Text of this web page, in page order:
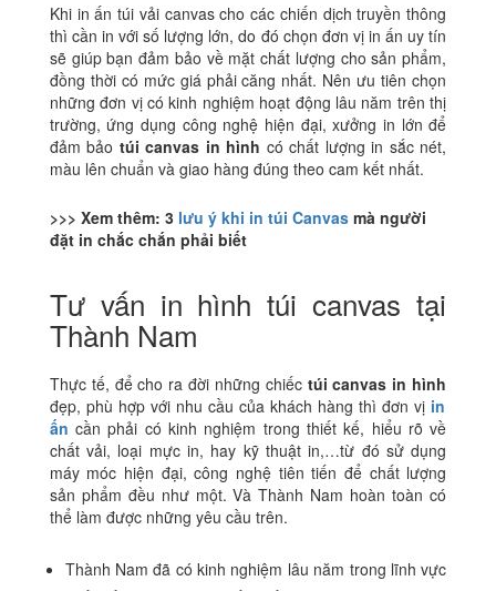
Khi in ấn túi vải canvas cho các chiến dịch truyền thông
thì cần in với số lượng lớn, do đó chọn đơn vị in ấn uy tín
sẽ giúp bạn đảm bảo về mặt chất lượng cho sản phẩm,
đồng thời có mức giá phải căng nhất. Nên ưu tiên chọn
những đơn vị có kinh nghiệm hoạt động lâu năm trên thị
trường, ứng dụng công nghệ hiện đại, xưởng in lớn để
đảm bảo túi canvas in hình có chất lượng in sắc nét,
màu lên chuẩn và giao hàng đúng theo cam kết nhất.
>>> Xem thêm: 3 lưu ý khi in túi Canvasmà người
đặt in chắc chắn phải biết
Tư vấn in hình túi canvas tại
Thành Nam
Thực tế, để cho ra đời những chiếc túi canvas in hình
đẹp, phù hợp với nhu cầu của khách hàng thì đơn vị in
ấn cần phải có kinh nghiệm trong thiết kế, hiểu rõ về
chất vải, loại mực in, hay kỹ thuật in,…từ đó sử dụng
máy móc hiện đại, công nghệ tiên tiến để chất lượng
sản phẩm đều như một. Và Thành Nam hoàn toàn có
thể làm được những yêu cầu trên.
Thành Nam đã có kinh nghiệm lâu năm trong lĩnh vực